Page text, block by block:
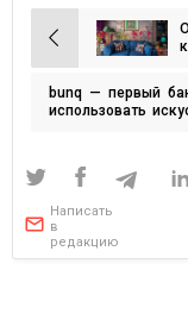
Навигация
по
записям
bunq — первый
использовать
Написать
в
редакцию